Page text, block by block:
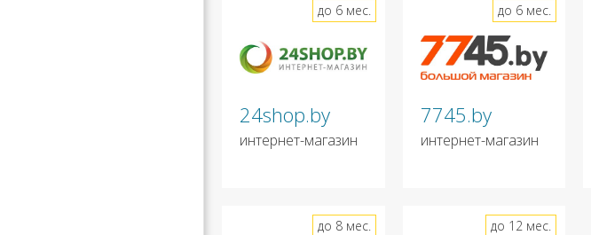
24shop.by
интернет-магазин
до 6 мес.
7745.by
интернет-магазин
до 6 мес.
до 8 мес. до 12 мес.